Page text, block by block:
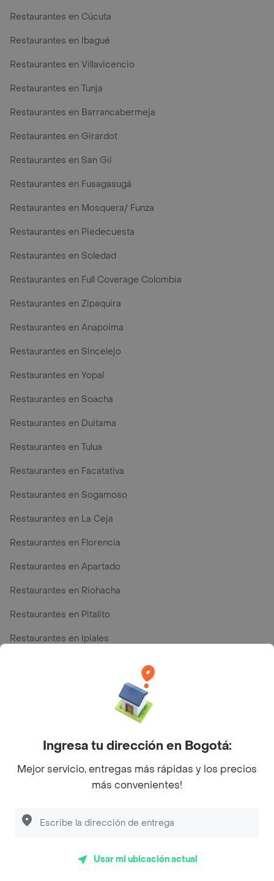
Restaurantes en Cúcuta
Restaurantes en Ibagué
Restaurantes en Villavicencio
Restaurantes en Tunja
Restaurantes en Barrancabermeja
Restaurantes en Girardot
Restaurantes en San Gil
Restaurantes en Fusagasugá
Restaurantes en Mosquera/ Funza
Restaurantes en Piedecuesta
Restaurantes en Soledad
Restaurantes en Full Coverage Colombia
Restaurantes en Zipaquira
Restaurantes en Anapoima
Restaurantes en Sincelejo
Restaurantes en Yopal
Restaurantes en Soacha
Restaurantes en Duitama
Restaurantes en Tulua
Restaurantes en Facatativa
Restaurantes en Sogamoso
Restaurantes en La Ceja
Restaurantes en Florencia
Restaurantes en Apartado
Restaurantes en Riohacha
Restaurantes en Pitalito
Restaurantes en Ipiales
Top Marcas y Cadenas de Restaurantes
Encuéntranos en estos países
App Store Google play AppGallery
Ingresa tu dirección en Bogotá:
Mejor servicio, entregas más rápidas y los precios
más convenientes!
Usar mi ubicación actual